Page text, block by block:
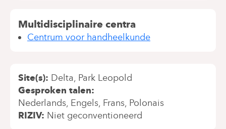
Multidisciplinaire centra
Centrum voor handheelkunde
Site(s) Delta Park Leopold
Gesproken talen
Nederlands Engels Frans Polonais
RIZIV Niet geconventioneerd